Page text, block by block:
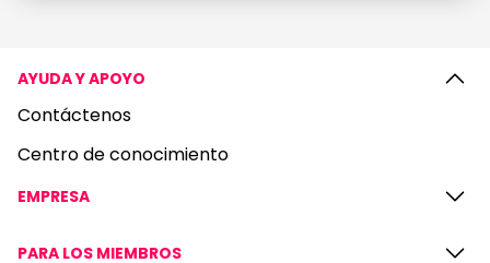
AYUDA Y APOYO
Contáctenos
Centro de conocimiento
EMPRESA
PARA LOS MIEMBROS